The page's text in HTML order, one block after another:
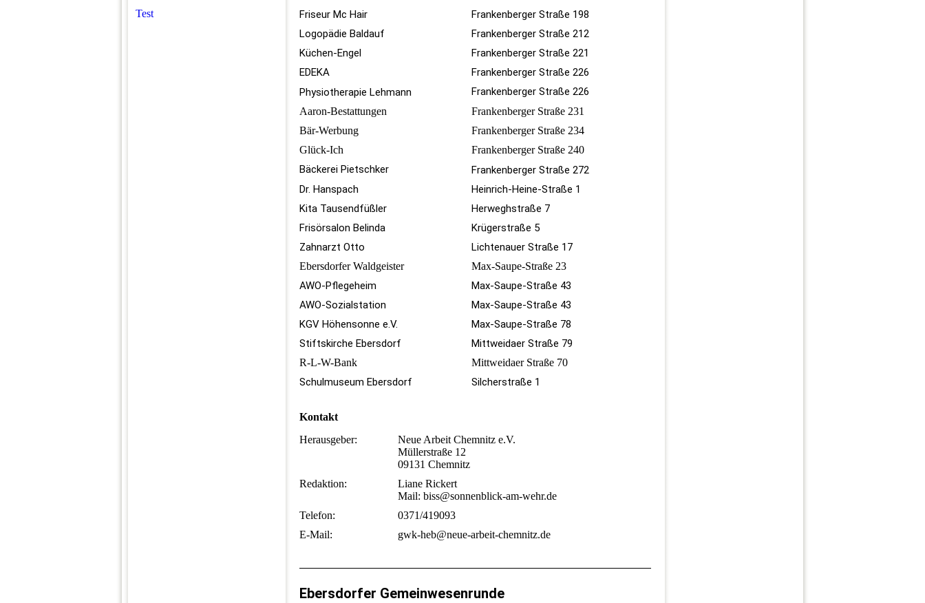
Test
Friseur Mc Hair
Frankenberger Straße 198
Logopädie Baldauf
Frankenberger Straße 212
Küchen-Engel
Frankenberger Straße 221
EDEKA
Frankenberger Straße 226
Physiotherapie Lehmann
Frankenberger Straße 226
Aaron-Bestattungen
Frankenberger Straße 231
Bär-Werbung
Frankenberger Straße 234
Glück-Ich
Frankenberger Straße 240
Bäckerei Pietschker
Frankenberger Straße 272
Dr. Hanspach
Heinrich-Heine-Straße 1
Kita Tausendfüßler
Herweghstraße 7
Frisörsalon Belinda
Krügerstraße 5
Zahnarzt Otto
Lichtenauer Straße 17
Ebersdorfer Waldgeister Max-Saupe-Straße 23
AWO-Pflegeheim
Max-Saupe-Straße 43
AWO-Sozialstation
Max-Saupe-Straße 43
KGV Höhensonne e.V.
Max-Saupe-Straße 78
Stiftskirche Ebersdorf
Mittweidaer Straße 79
R-L-W-Bank Mittweidaer Straße 70
Schulmuseum Ebersdorf Silcherstraße 1
Kontakt
Herausgeber:
Neue Arbeit Chemnitz e.V.
Müllerstraße 12
09131 Chemnitz
Redaktion:
Liane Rickert
Mail: biss@sonnenblick-am-wehr.de
Telefon:
0371/419093
E-Mail:
gwk-heb@neue-arbeit-chemnitz.de
Ebersdorfer Gemeinwesenrunde